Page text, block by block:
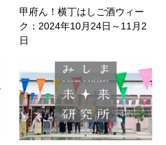
甲府ん！横丁はしご酒ウィー
ク：2024年10月24日～11月2
日